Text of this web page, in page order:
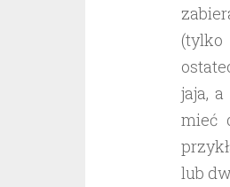
jaja,
mieć
lub